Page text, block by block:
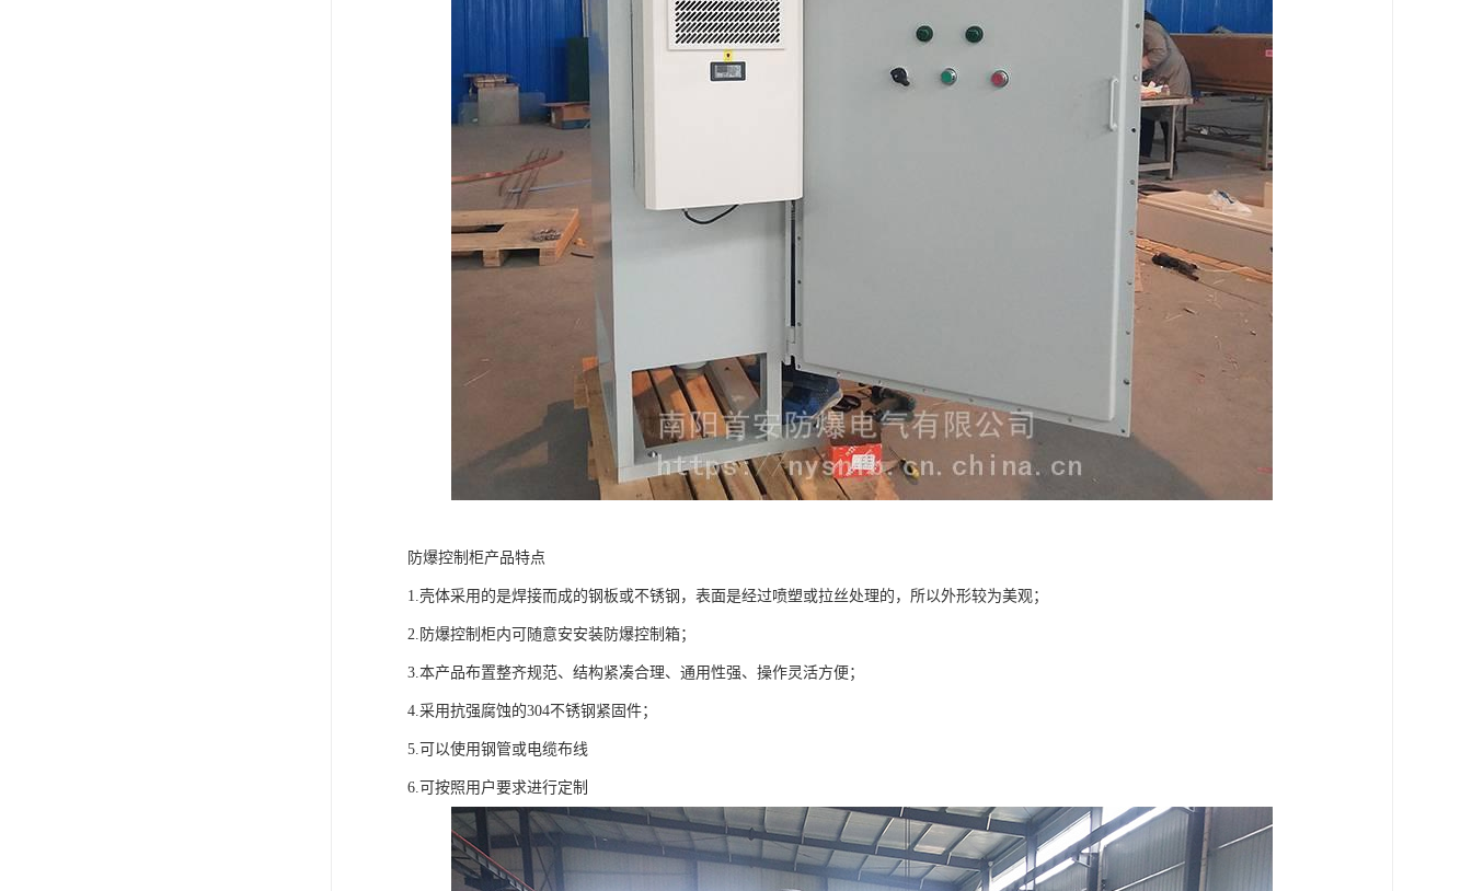
防爆控制柜产品特点
1.壳体采用的是焊接而成的钢板或不锈钢，表面是经过喷塑或拉丝处理的，所以外形较为美观；
2.防爆控制柜内可随意安安装防爆控制箱；
3.本产品布置整齐规范、结构紧凑合理、通用性强、操作灵活方便；
4.采用抗强腐蚀的304不锈钢紧固件；
5.可以使用钢管或电缆布线
6.可按照用户要求进行定制